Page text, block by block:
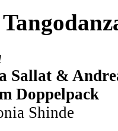
Sallat &
Doppelpack
Shinde